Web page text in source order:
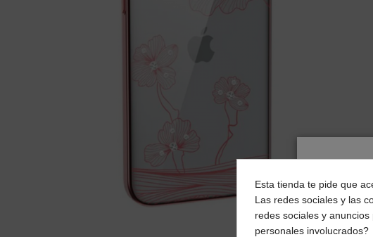
Esta tienda te pide que
Las redes sociales y las
redes sociales y
personales involucrados?